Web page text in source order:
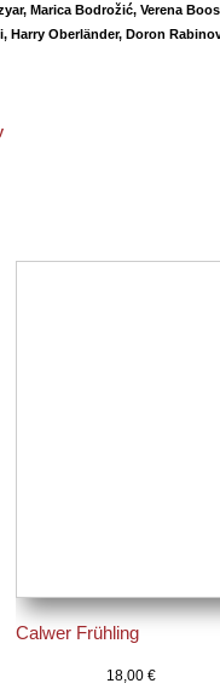
Marica Bodrožić, Verena
Harry Oberländer, Doron
Calwer Frühling
18,00 €